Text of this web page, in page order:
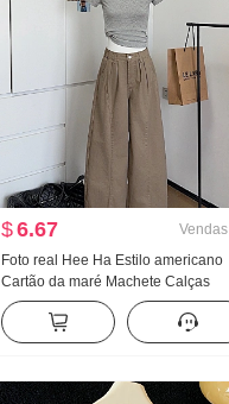
$6.67 Vendas
Foto real Hee Ha Estilo americano
Cartão da maré Machete Calças
jeans Solto Largura Pernas Casual
Calças